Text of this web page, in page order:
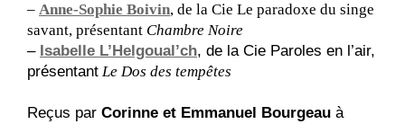
– Anne-Sophie Boivin, de la Cie Le paradoxe du singe
savant, présentant Chambre Noire
– Isabelle L’Helgoual’ch, de la Cie Paroles en l’air,
présentant Le Dos des tempêtes
Reçus par Corinne et Emmanuel Bourgeau à